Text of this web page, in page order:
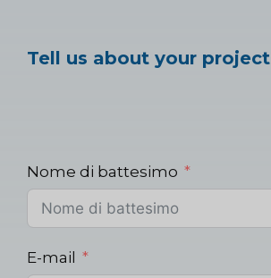
Tell us about your project
Nome di battesimo
E-mail